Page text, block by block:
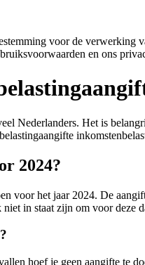
voor de verwerking
en ons
Nederlanders. Het is
2024?
voor het jaar 2024. De
in staat zijn om voor deze
hoef je geen aangifte te